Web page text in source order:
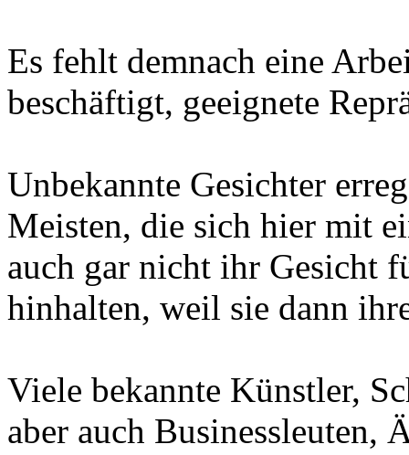
Es fehlt demnach eine
beschäftigt, geeignete
Unbekannte Gesichter
Meisten, die sich hier mit
auch gar nicht ihr Gesicht
hinhalten, weil sie dann
Viele bekannte Künstler,
aber auch Businessleuten,